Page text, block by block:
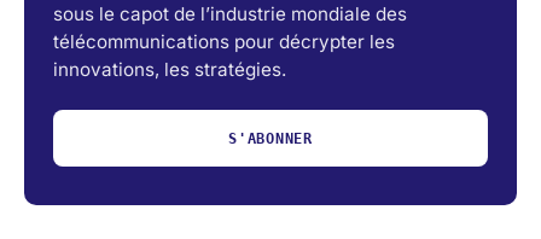
sous le capot de l’industrie mondiale des
télécommunications pour décrypter les
innovations, les stratégies.
S'ABONNER